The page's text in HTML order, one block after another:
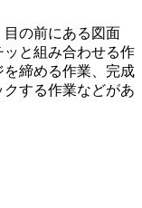
の前にある図面
ッと組み合わせる作
締める作業、完成
する作業などがあ